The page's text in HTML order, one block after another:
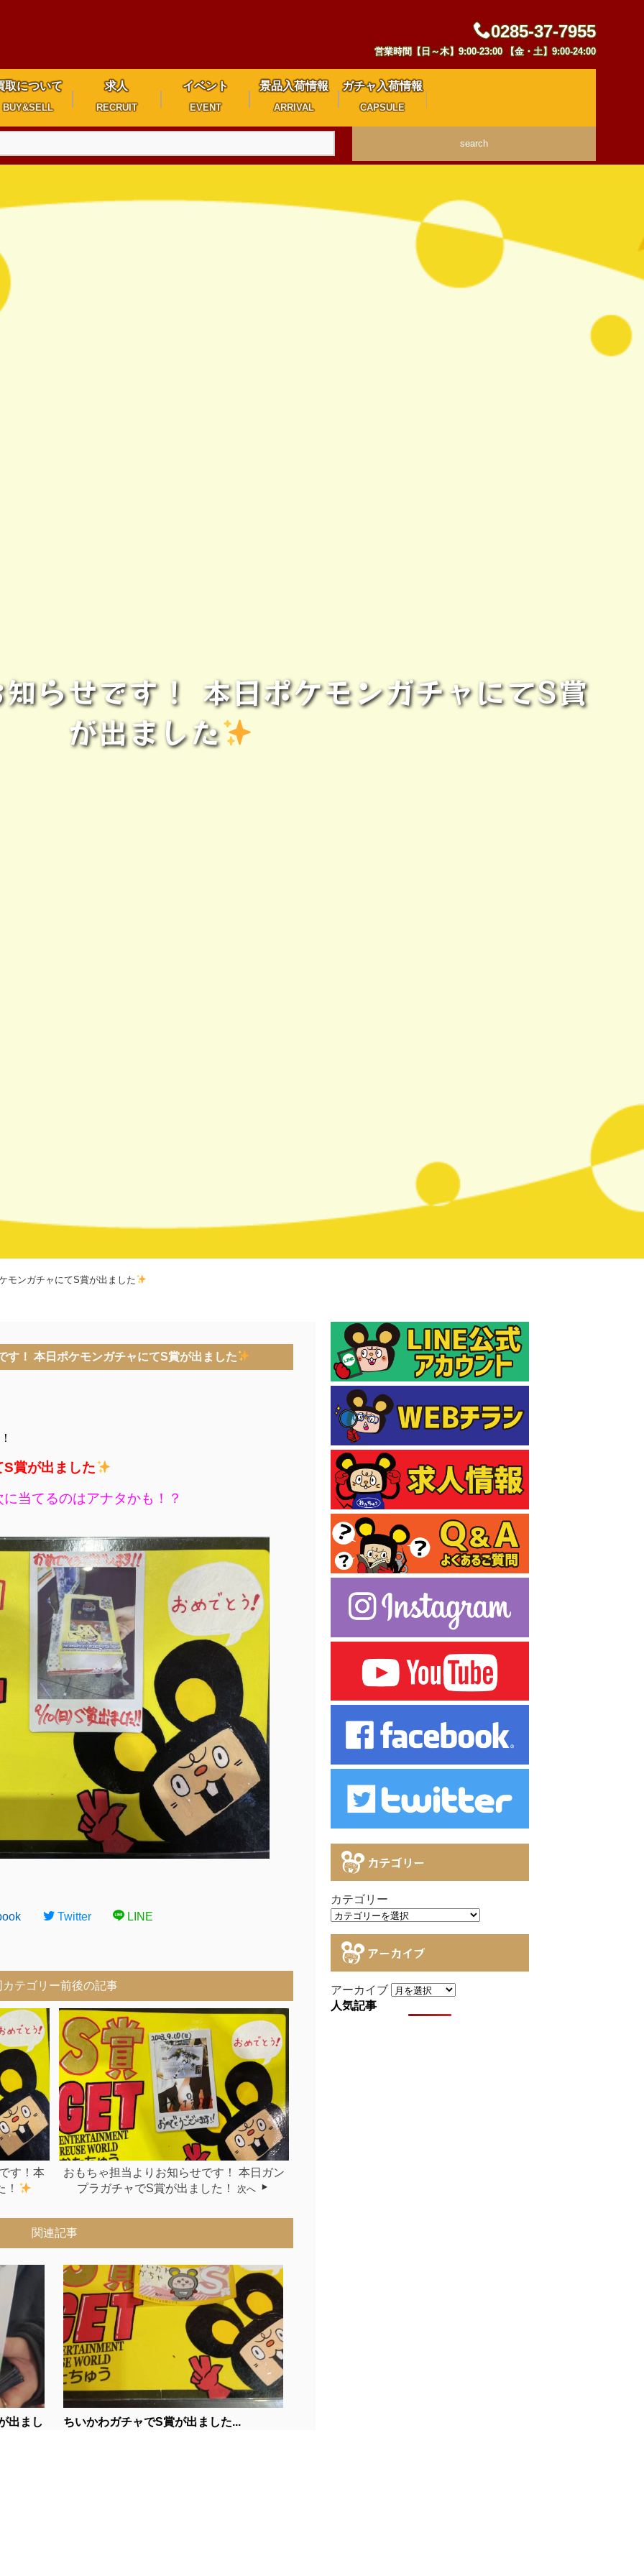
0285-37-7955
営業時間【日～木】9:00-23:00 【金・土】9:00-24:00
取について
BUY&SELL
求人
RECRUIT
イベント
EVENT
景品入荷情報
ARRIVAL
ガチャ入荷情報
CAPSULE
search
らせです！ 本日ポケモンガチャにてS賞
が出ました
モンガチャにてS賞が出ました
す！ 本日ポケモンガチャにてS賞が出ました
賞が出ました
に当てるのはアナタかも！？
Twitter LINE
カテゴリー前後の記事
す！本
おもちゃ担当よりお知らせです！ 本日ガン
プラガチャでS賞が出ました！
次へ
関連記事
出まし ちいかわガチャでS賞が出ました...
カテゴリー
カテゴリー
アーカイブ
アーカイブ
人気記事